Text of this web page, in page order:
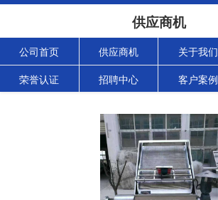
供应商机
公司首页 供应商机 关于我们
荣誉认证 招聘中心 客户案例